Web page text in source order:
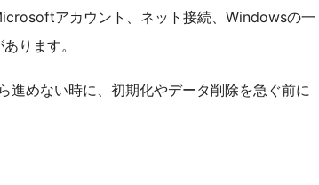
アカウント、ネット接続、Windowsの一
ります。
進めない時に、初期化やデータ削除を急ぐ前に